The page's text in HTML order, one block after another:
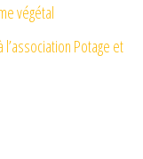
végétal
Potage et